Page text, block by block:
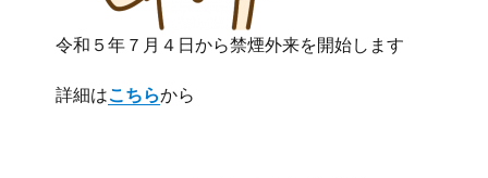
令和５年７月４日から禁煙外来を開始します
詳細はこちらから